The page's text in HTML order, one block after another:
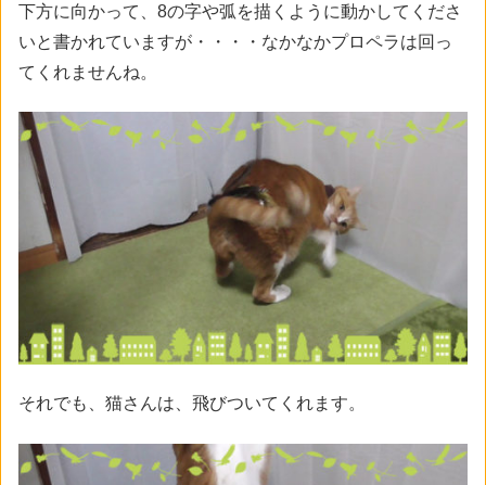
下方に向かって、8の字や弧を描くように動かしてくださ
いと書かれていますが・・・・なかなかプロペラは回っ
てくれませんね。
それでも、猫さんは、飛びついてくれます。